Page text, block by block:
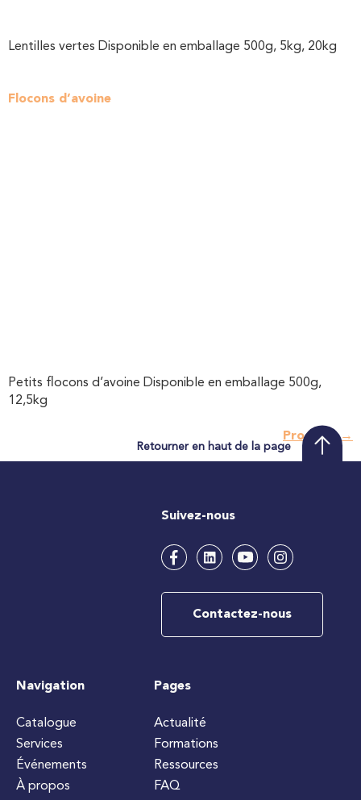
Lentilles vertes Disponible en emballage 500g, 5kg, 20kg
Flocons d’avoine
Petits flocons d’avoine Disponible en emballage 500g,
12,5kg
Prochain→
Retourner en haut de la page
Suivez-nous
Contactez-nous
Navigation
Catalogue
Services
Événements
À propos
Pages
Actualité
Formations
Ressources
FAQ